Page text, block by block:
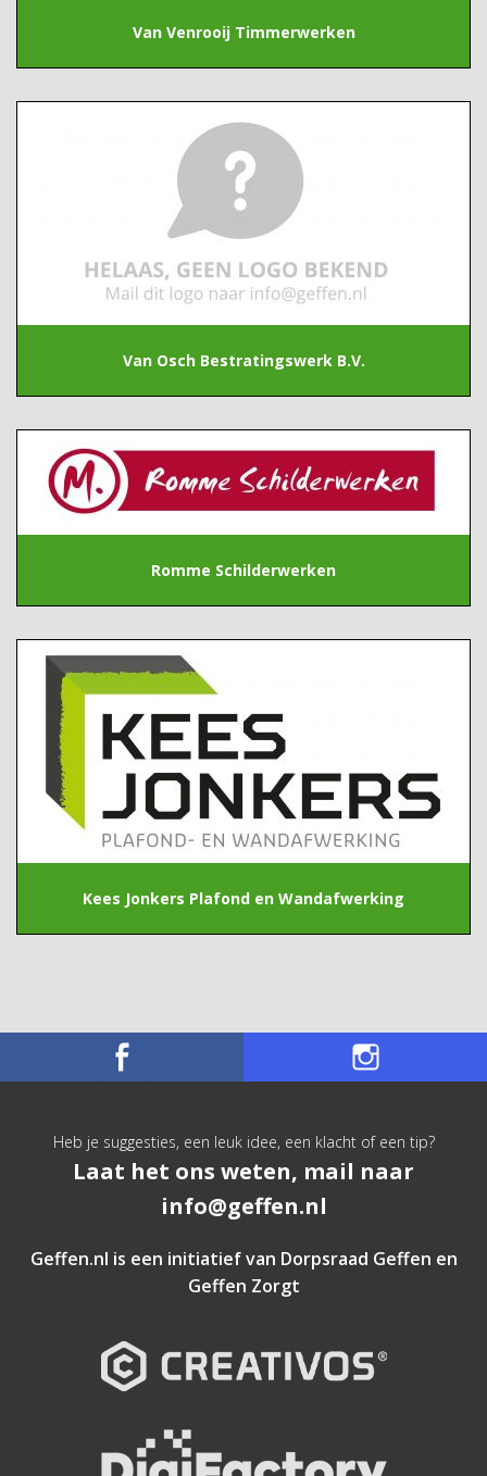
Van Venrooij Timmerwerken
Van Osch Bestratingswerk B.V.
Romme Schilderwerken
Kees Jonkers Plafond en Wandafwerking
Heb je suggesties, een leuk idee, een klacht of een tip?
Laat het ons weten, mail naar
info@geffen.nl
Geffen.nl is een initiatief van Dorpsraad Geffen en
Geffen Zorgt